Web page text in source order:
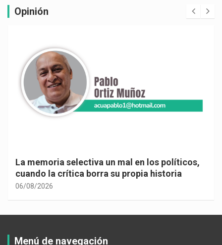
Opinión
La memoria selectiva un mal en los políticos,
cuando la crítica borra su propia historia
06/08/2026
Menú de navegación